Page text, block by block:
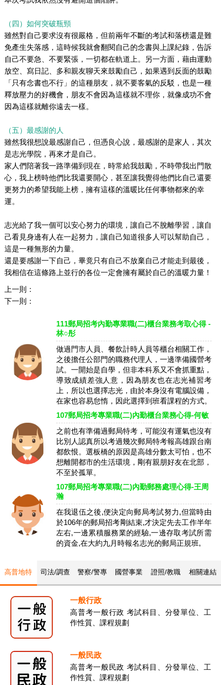
（四）如何突破瓶頸
雖然對自己要求沒有很嚴格，但前兩年不斷的考試和落榜還是難
免產生失落感，這時候我就會翻閱自己的念書與上課紀錄，告訴
自己不要急、不要緊張，一切都在軌道上。另一方面，藉由運動
放空、寫日記、多和親友聊天來鼓勵自己，如果遇到反面的鼓勵
「只有念書也不行」的這種朋友，就不要客氣的反駁，也是一種
釋放壓力的好機會，朋友不會因為這樣就不理你，就像成功不會
因為這樣就離你遠去一樣。
（五）最感謝的人
雖然我很想說最感謝自己，但憑良心說，最感謝的是家人，其次
是志光學院，再來才是自己。
家人們陪著我一路準備到現在，時常給我鼓勵，不時帶我出門散
心，我上榜時他們比我還要開心，甚至讓我覺得他們比自己還要
更努力的希望我能上榜，擁有這樣的溫暖比任何事物都來的幸
運。
志光給了我一個可以安心努力的環境，讓自己不脫離學習，讓自
己看見身邊有人在一起努力，讓自己知道很多人可以幫助自己，
這是一種無形的力量。
還是要感謝一下自己，畢竟只有自己不放棄自己才能走到最後，
我相信在這條路上並行的各位一定會擁有屬於自己的溫暖力量！
上一則：
下一則：
111郵局招考內勤專業職(二)櫃台業務考取心得 -
林○彤
做過門市人員、餐飲計時人員等櫃台相關工作，
之後擔任公部門的職務代理人，一邊準備國營考
試。一開始是自學，但非本科系又不會抓重點，
導致成績差強人意，因為朋友也在志光補習考
上，所以也選擇志光，由於本身沒有電腦設備，
在家也容易怠惰，因此選擇到班看課程的方式。
107郵局招考專業職(二)內勤櫃台業務心得-何敏
之前也有準備過郵局特考，可能沒有運氣也沒有
比別人認真所以考過幾次郵局特考報高雄跟台南
都飲恨。選板橋的原因是高雄分數太可怕，也不
想離開都市的生活環境，剛有親朋好友在北部，
不至於孤單。
107郵局招考專業職(二)內勤郵務處理心得-王周
瀚
在我退伍之後,便決定向郵局考試努力,但當時由
於106年的郵局招考剛結束,才決定先去工作半年
左右,一邊累積服務業的經驗,一邊存取考試所需
的資金,在大約九月時報名志光的郵局正規班,
高普地特 司法/調查 警察/警專 國營事業 證照/教職 相關連結
一般行政
高普考一般行政 考試科目、分發單位、工
作性質、課程規劃
一般民政
高普考一般民政 考試科目、分發單位、工
作性質、課程規劃